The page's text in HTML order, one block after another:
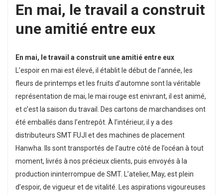
En mai, le travail a construit
une amitié entre eux
En mai, le travail a construit une amitié entre eux
L’espoir en mai est élevé, il établit le début de l’année, les
fleurs de printemps et les fruits d’automne sont la véritable
représentation de mai, le mai rouge est enivrant, il est animé,
et c’est la saison du travail. Des cartons de marchandises ont
été emballés dans l’entrepôt. À l’intérieur, il y a des
distributeurs SMT FUJI et des machines de placement
Hanwha. Ils sont transportés de l’autre côté de l’océan à tout
moment, livrés à nos précieux clients, puis envoyés à la
production ininterrompue de SMT. L’atelier, May, est plein
d’espoir, de vigueur et de vitalité. Les aspirations vigoureuses